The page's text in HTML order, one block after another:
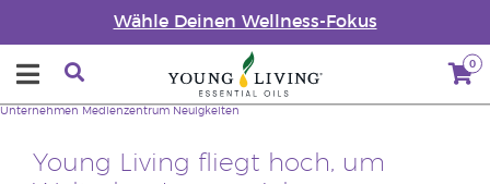
Wähle Deinen Wellness-Fokus
0
Unternehmen Medienzentrum Neuigkeiten
Young Living fliegt hoch, um